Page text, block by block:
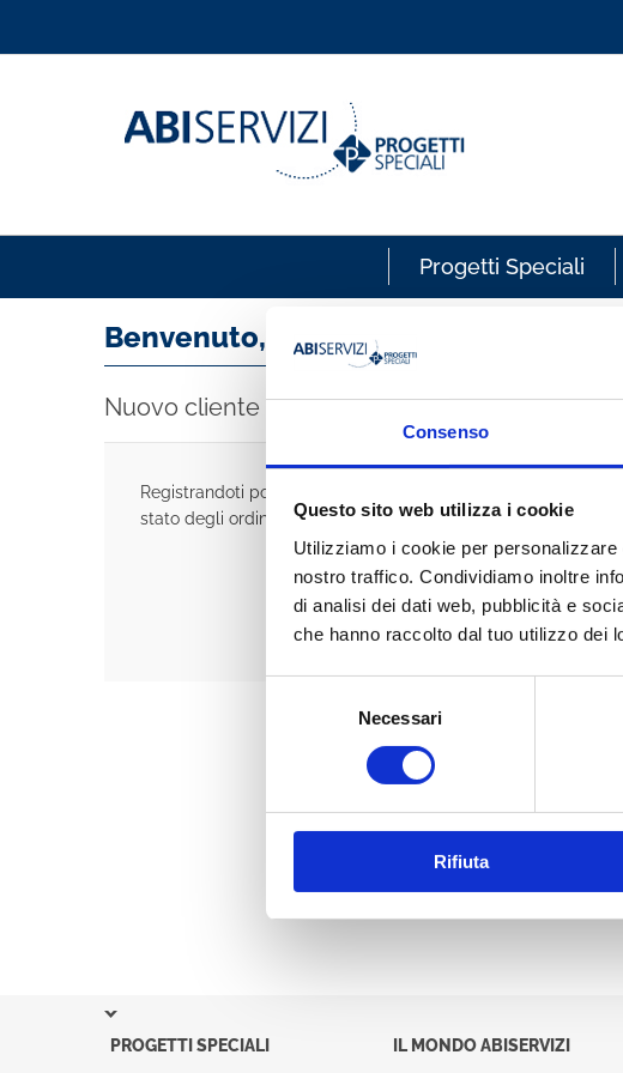
Consenso
Questo sito web utilizza i cookie
Utilizziamo i cookie per
nostro traffico. Condividiamo inoltre
di analisi dei dati web, pubblicità e
che hanno raccolto dal tuo utilizzo dei
Necessari
Rifiuta
Progetti Speciali
Benvenuto, accedi!
Nuovo cliente
Registrandoti potrai acquistare velocemente, essere sempre
stato degli ordini e rivedere la storia degli acquisti effettuati
PROGETTI SPECIALI IL MONDO ABISERVIZI